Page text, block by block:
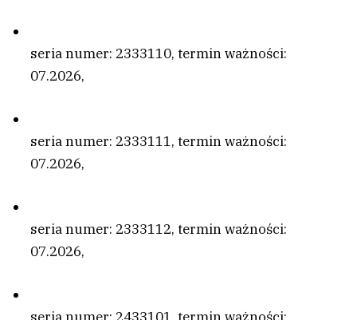
seria numer: 2333110, termin ważności:
07.2026,
seria numer: 2333111, termin ważności:
07.2026,
seria numer: 2333112, termin ważności:
07.2026,